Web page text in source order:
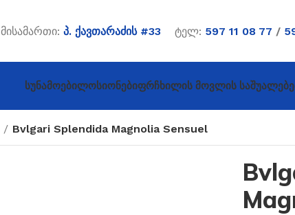
მისამართი: პ. ქავთარაძის #33 ტელ: 597 11 08 77 /
ᲡუნამოებიᲚოსიონებიᲤრჩხილის Მოვლის
Bvlgari Splendida Magnolia Sensuel